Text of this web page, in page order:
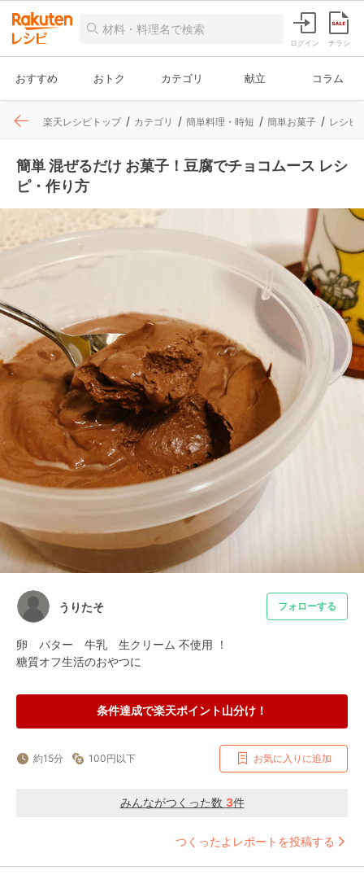
ログイン チラシ
おすすめ おトク カテゴリ 献立 コラム
楽天レシピトップ カテゴリ 簡単料理・時短 簡単お菓子 レシピ
簡単 混ぜるだけ お菓子！豆腐でチョコムース レシ
ピ・作り方
うりたそ フォローする
卵　バター　牛乳　生クリーム 不使用 ！
糖質オフ生活のおやつに
条件達成で楽天ポイント山分け！
約15分 100円以下 お気に入りに追加
みんながつくった数 3件
つくったよレポートを投稿する